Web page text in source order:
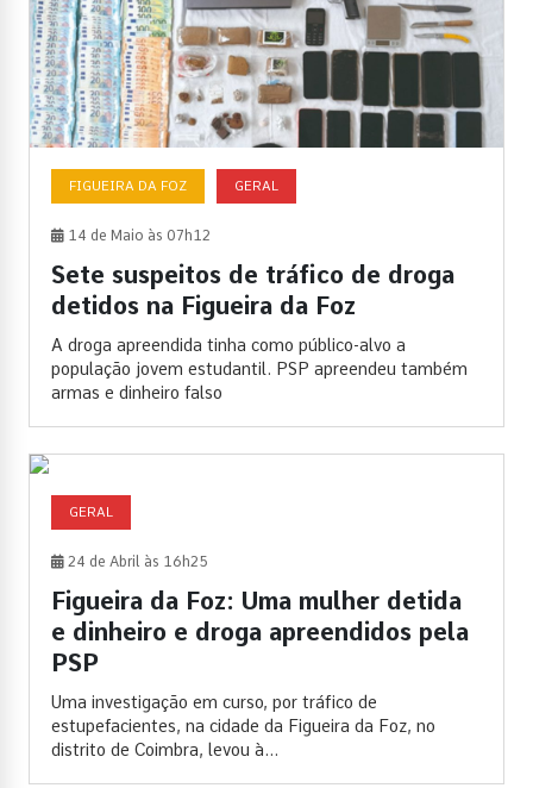
FIGUEIRA DA FOZ GERAL
14 de Maio às 07h12
Sete suspeitos de tráfico de droga
detidos na Figueira da Foz
A droga apreendida tinha como público-alvo a
população jovem estudantil. PSP apreendeu também
armas e dinheiro falso
GERAL
24 de Abril às 16h25
Figueira da Foz: Uma mulher detida
e dinheiro e droga apreendidos pela
PSP
Uma investigação em curso, por tráfico de
estupefacientes, na cidade da Figueira da Foz, no
distrito de Coimbra, levou à...